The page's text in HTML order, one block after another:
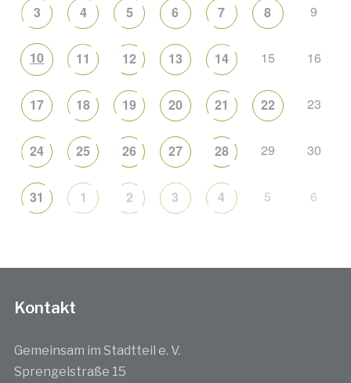
3 4 5 6 7 8 9
10 11 12 13 14 15 16
17 18 19 20 21 22 23
24 25 26 27 28 29 30
31 1 2 3 4 5 6
Kontakt
Gemeinsam im Stadtteil e. V.
Sprengelstraße 15